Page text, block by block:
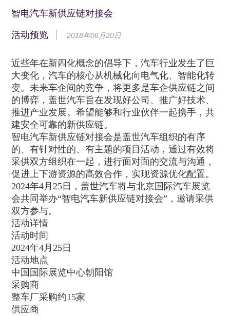
智电汽车新供应链对接会
活动预览 2018年06月20日
近些年在新四化概念的倡导下，汽车行业发生了巨
大变化，汽车的核心从机械化向电气化、智能化转
变。未来车企间的竞争，将更多是车企供应链之间
的博弈，盖世汽车旨在发现好公司、推广好技术、
推进产业发展。希望能够和行业伙伴一起携手，共
建安全可靠的新供应链。
智电汽车新供应链对接会是盖世汽车组织的有序
的、有针对性的、有主题的项目活动，通过有效将
采供双方组织在一起，进行面对面的交流与沟通，
促进上下游资源的高效合作，实现资源优化配置。
2024年4月25日，盖世汽车将与北京国际汽车展览
会共同举办“智电汽车新供应链对接会”，邀请采供
双方参与。
活动详情
活动时间
2024年4月25日
活动地点
中国国际展览中心朝阳馆
采购商
整车厂采购约15家
供应商